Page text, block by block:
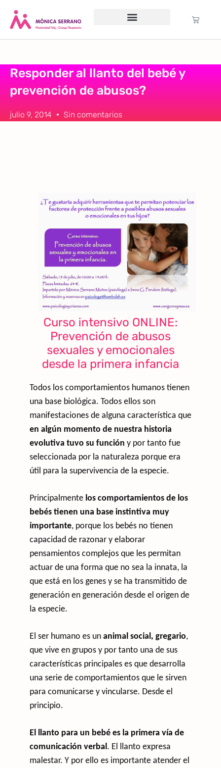
Responder al llanto del bebé y
prevención de abusos?
julio 9, 2014 Sin comentarios
Curso intensivo ONLINE:
Prevención de abusos
sexuales y emocionales
desde la primera infancia
Todos los comportamientos humanos tienen
una base biológica. Todos ellos son
manifestaciones de alguna característica que
en algún momento de nuestra historia
evolutiva tuvo su función y por tanto fue
seleccionada por la naturaleza porque era
útil para la supervivencia de la especie.
Principalmente los comportamientos de los
bebés tienen una base instintiva muy
importante, porque los bebés no tienen
capacidad de razonar y elaborar
pensamientos complejos que les permitan
actuar de una forma que no sea la innata, la
que está en los genes y se ha transmitido de
generación en generación desde el origen de
la especie.
El ser humano es un animal social, gregario,
que vive en grupos y por tanto una de sus
características principales es que desarrolla
una serie de comportamientos que le sirven
para comunicarse y vincularse. Desde el
principio.
El llanto para un bebé es la primera vía de
comunicación verbal . El llanto expresa
malestar. Y por ello es importante atender el